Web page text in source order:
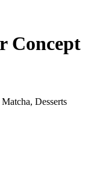
Concept
Desserts